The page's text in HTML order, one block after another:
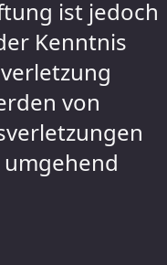
ist jedoch
Kenntnis
von